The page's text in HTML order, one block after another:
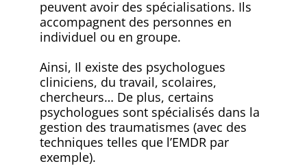
peuvent avoir des spécialisations. Ils
accompagnent des personnes en
individuel ou en groupe.
Ainsi, Il existe des psychologues
cliniciens, du travail, scolaires,
chercheurs… De plus, certains
psychologues sont spécialisés dans la
gestion des traumatismes (avec des
techniques telles que l’EMDR par
exemple).